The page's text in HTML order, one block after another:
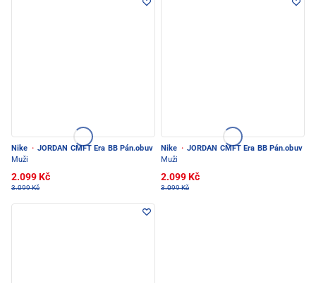
Nike · JORDAN CMFT Era BB Pán.obuv
Muži
2.099 Kč
3.099 Kč
Nike · JORDAN CMFT Era BB Pán.obuv
Muži
2.099 Kč
3.099 Kč